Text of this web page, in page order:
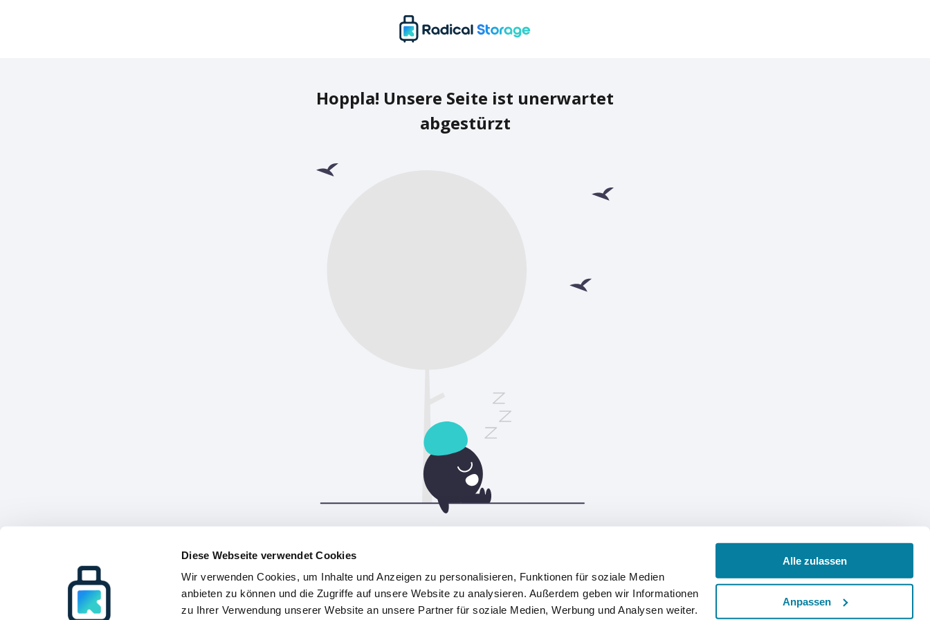
Diese Webseite verwendet Cookies
Wir verwenden Cookies, um Inhalte und Anzeigen zu personalisieren, Funktionen für soziale Medien
anbieten zu können und die Zugriffe auf unsere Website zu analysieren. Außerdem geben wir Informationen
zu Ihrer Verwendung unserer Website an unsere Partner für soziale Medien, Werbung und Analysen weiter.
Alle zulassen
Anpassen
Hoppla! Unsere Seite ist unerwartet
abgestürzt
Aktualisieren